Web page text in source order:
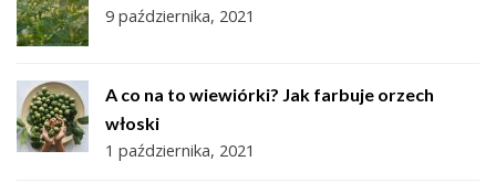
9 października, 2021
A co na to wiewiórki? Jak farbuje orzech
włoski
1 października, 2021